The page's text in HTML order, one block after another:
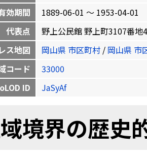
効期間
1889-06-01 〜 1953-04-01
代表点
野上公民館 野上町3107番
ス地図
岡山県 市区町村 / 岡山県 市
コード
33000
ID
JaSyAf
境界の歴史